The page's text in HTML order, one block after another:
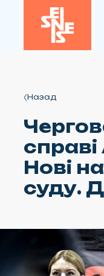
Назад
Нові
суду.